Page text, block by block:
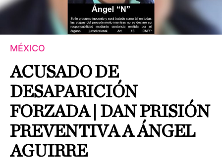
MÉXICO
ACUSADO DE
DESAPARICIÓN
FORZADA | DAN PRISIÓN
PREVENTIVA A ÁNGEL
AGUIRRE